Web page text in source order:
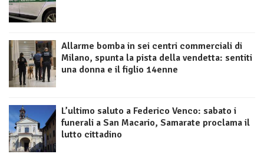
Allarme bomba in sei centri commerciali di
Milano, spunta la pista della vendetta: sentiti
una donna e il figlio 14enne
L’ultimo saluto a Federico Venco: sabato i
funerali a San Macario, Samarate proclama il
lutto cittadino